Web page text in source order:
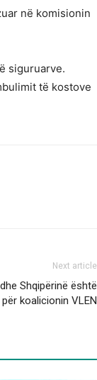
në komisionin
siguruarve.
të kostove
Next article
Shqipërinë është
koalicionin VLEN